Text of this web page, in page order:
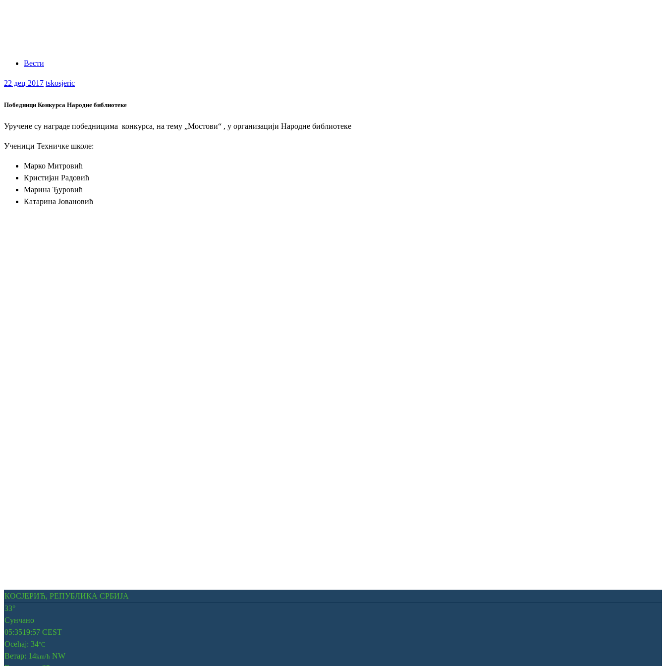
Вести
22 дец 2017 tskosjeric
Победници Конкурса Народне библиотеке
Уручене су награде победницима конкурса, на тему „Мостови“ , у организацији Народне библиотеке
Ученици Техничке школе:
Марко Митровић
Кристијан Радовић
Марина Ђуровић
Катарина Јовановић
КОСЈЕРИЋ, РЕПУБЛИКА СРБИЈА
33°
Сунчано
05:3519:57 CEST
Осећај: 34°C
Ветар: 14km/h NW